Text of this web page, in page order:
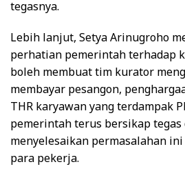
tegasnya.
Lebih lanjut, Setya Arinugroho
perhatian pemerintah terhadap
boleh membuat tim kurator
membayar pesangon,
THR karyawan yang terdampak
pemerintah terus bersikap
menyelesaikan permasalahan
para pekerja.